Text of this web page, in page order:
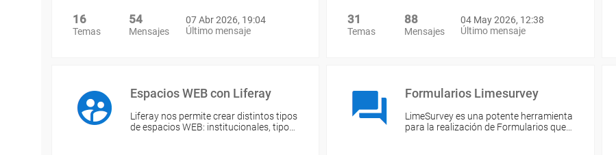
16
Temas
54
Mensajes
07 Abr 2026, 19:04
Último mensaje
31
Temas
88
Mensajes
04 May 2026, 12:38
Último mensaje
Espacios WEB con Liferay
Liferay nos permite crear distintos tipos
de espacios WEB: institucionales, tipo…
Formularios Limesurvey
LimeSurvey es una potente herramienta
para la realización de Formularios que…